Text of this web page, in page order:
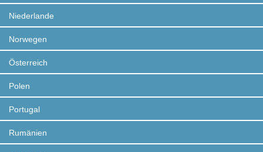
Niederlande
Norwegen
Österreich
Polen
Portugal
Rumänien